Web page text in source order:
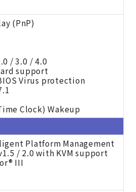
(PnP)
/ 3.0 / 4.0
support
Virus protection
Clock) Wakeup
Platform Management
/ 2.0 with KVM support
III